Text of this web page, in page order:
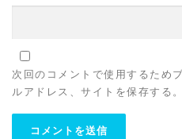
次回のコメントで使用するため
ルアドレス、サイトを保存する。